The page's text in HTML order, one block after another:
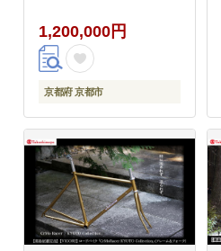
スポーツ アウトドア ツ
ーリング ブランド メー
カー 取り寄せ 通販 ふ
るさと納税 ］
1,200,000円
京都府 京都市